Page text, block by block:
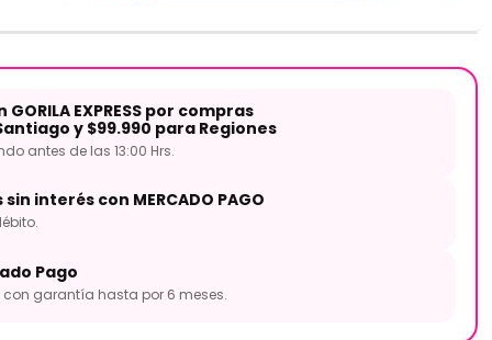
EXPRESS por compras
y $99.990 para Regiones
antes de las 13:00 Hrs.
interés con MERCADO PAGO
Pago
garantía hasta por 6 meses.